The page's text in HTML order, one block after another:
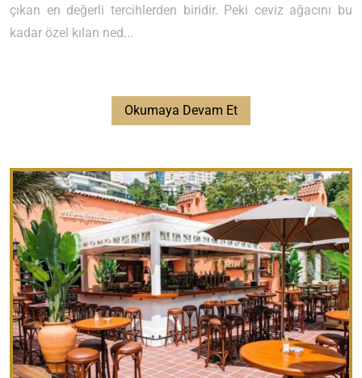
çıkan en değerli tercihlerden biridir. Peki ceviz ağacını bu
kadar özel kılan ned...
Okumaya Devam Et